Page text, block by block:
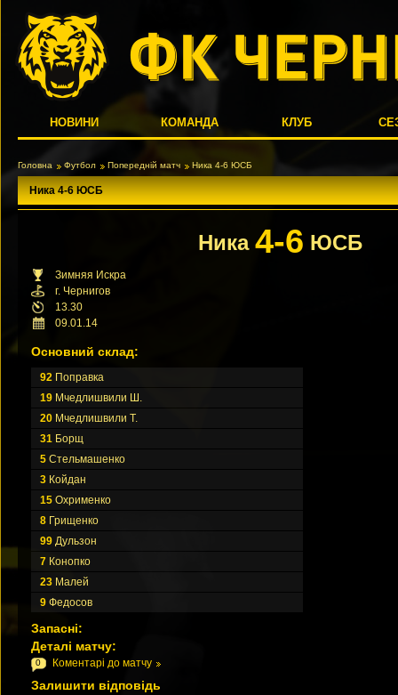
НОВИНИ КОМАНДА КЛУБ
Головна Футбол Попередній матч Ника 4-6 ЮСБ
Ника 4-6 ЮСБ
Ника4-6 ЮСБ
Зимняя Искра
г. Чернигов
13.30
09.01.14
Основний склад:
92 Поправка
19 Мчедлишвили Ш.
20 Мчедлишвили Т.
31 Борщ
5 Стельмашенко
3 Койдан
15 Охрименко
8 Грищенко
99 Дульзон
7 Конопко
23 Малей
9 Федосов
Запасні:
Деталі матчу:
0 Коментарі до матчу
Залишити відповідь